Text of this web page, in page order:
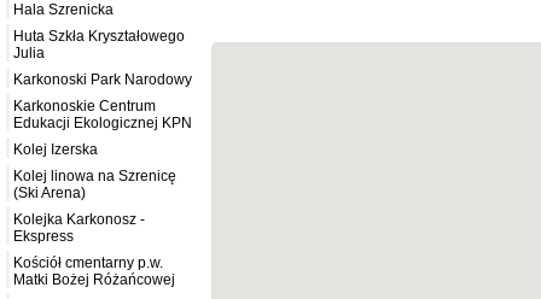
Hala Szrenicka
Huta Szkła Kryształowego
Julia
Karkonoski Park Narodowy
Karkonoskie Centrum
Edukacji Ekologicznej KPN
Kolej Izerska
Kolej linowa na Szrenicę
(Ski Arena)
Kolejka Karkonosz -
Ekspress
Kościół cmentarny p.w.
Matki Bożej Różańcowej